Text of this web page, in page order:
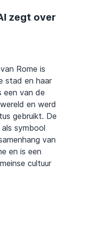
zegt over
Rome is
stad en haar
een van de
en werd
gebruikt. De
symbool
van
en is een
cultuur